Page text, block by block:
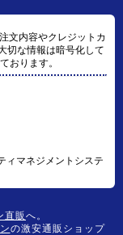
文内容やクレジットカ
切な情報は暗号化して
おります。
ィマネジメントシステ
直販へ。
の激安通販ショップ